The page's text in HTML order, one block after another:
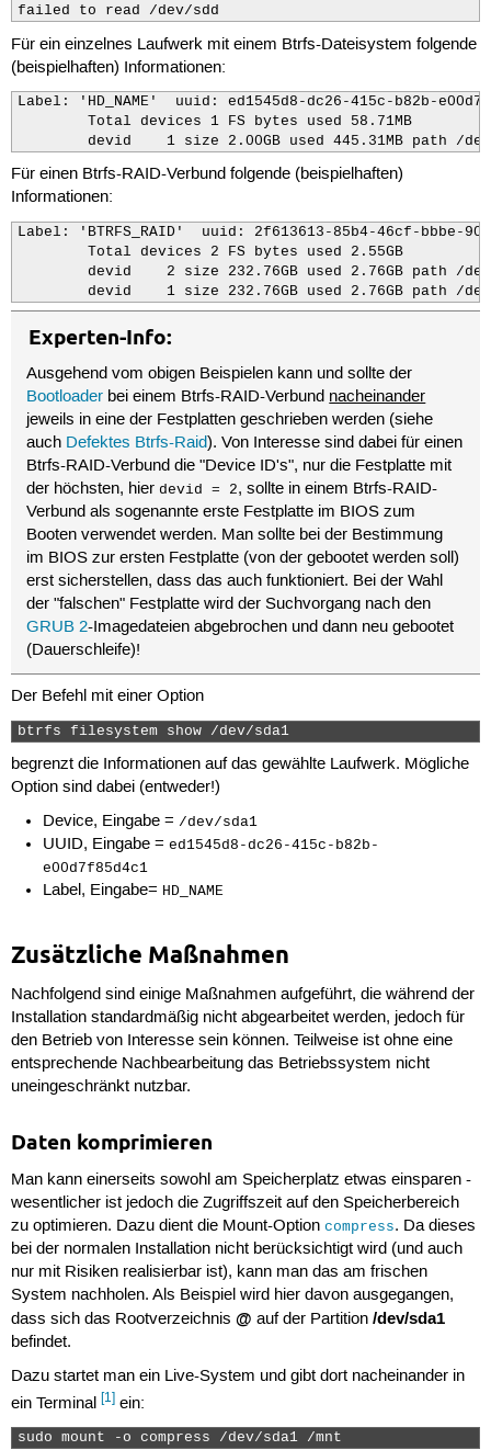
failed to read /dev/sdd
Für ein einzelnes Laufwerk mit einem Btrfs-Dateisystem folgende
(beispielhaften) Informationen:
Label: 'HD_NAME'  uuid: ed1545d8-dc26-415c-b82b-
devid    1 size 2.00GB used 445.31MB path /
Für einen Btrfs-RAID-Verbund folgende (beispielhaften)
Informationen:
Label: 'BTRFS_RAID'  uuid: 2f613613-85b4-46cf-bbbe-
devid    1 size 232.76GB used 2.76GB path /
Experten-Info:
Ausgehend vom obigen Beispielen kann und sollte der
Bootloader bei einem Btrfs-RAID-Verbund nacheinander
jeweils in eine der Festplatten geschrieben werden (siehe
auch Defektes Btrfs-Raid). Von Interesse sind dabei für einen
Btrfs-RAID-Verbund die "Device ID's", nur die Festplatte mit
der höchsten, hierdevid = 2, sollte in einem Btrfs-RAID-
Verbund als sogenannte erste Festplatte im BIOS zum
Booten verwendet werden. Man sollte bei der Bestimmung
im BIOS zur ersten Festplatte (von der gebootet werden soll)
erst sicherstellen, dass das auch funktioniert. Bei der Wahl
der "falschen" Festplatte wird der Suchvorgang nach den
GRUB 2-Imagedateien abgebrochen und dann neu gebootet
(Dauerschleife)!
Der Befehl mit einer Option
btrfs filesystem show /dev/sda1
begrenzt die Informationen auf das gewählte Laufwerk. Mögliche
Option sind dabei (entweder!)
Device, Eingabe = /dev/sda1
UUID, Eingabe =ed1545d8-dc26-415c-b82b-
e00d7f85d4c1
Label, Eingabe= HD_NAME
Zusätzliche Maßnahmen
Nachfolgend sind einige Maßnahmen aufgeführt, die während der
Installation standardmäßig nicht abgearbeitet werden, jedoch für
den Betrieb von Interesse sein können. Teilweise ist ohne eine
entsprechende Nachbearbeitung das Betriebssystem nicht
uneingeschränkt nutzbar.
Daten komprimieren
Man kann einerseits sowohl am Speicherplatz etwas einsparen -
wesentlicher ist jedoch die Zugriffszeit auf den Speicherbereich
zu optimieren. Dazu dient die Mount-Option compress. Da dieses
bei der normalen Installation nicht berücksichtigt wird (und auch
nur mit Risiken realisierbar ist), kann man das am frischen
System nachholen. Als Beispiel wird hier davon ausgegangen,
dass sich das Rootverzeichnis @ auf der Partition /dev/sda1
befindet.
Dazu startet man ein Live-System und gibt dort nacheinander in
ein Terminal [1]ein:
sudo mount -o compress /dev/sda1 /mnt